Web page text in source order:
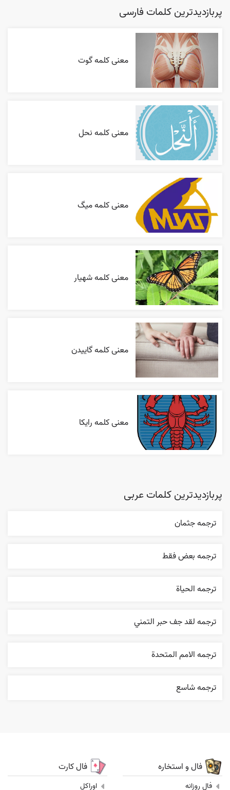
پربازدیدترین کلمات فارسی
معنی کلمه گوت
معنی کلمه نحل
معنی کلمه میگ
معنی کلمه شهیار
معنی کلمه گاییدن
معنی کلمه رایکا
پربازدیدترین کلمات عربی
ترجمه جثمان
ترجمه بعض فقط
ترجمه الحیاة
ترجمه لقد جف حبر التمني
ترجمه الامم المتحدة
ترجمه شاسع
فال و استخاره
فال روزانه
فال کارت
اوراکل